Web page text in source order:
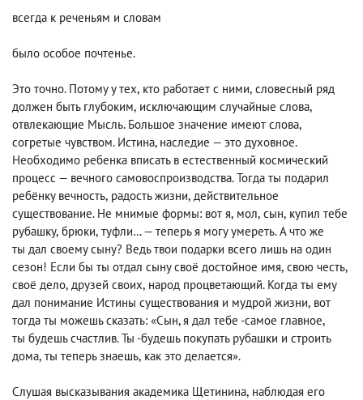
всегда к реченьям и словам
было особое почтенье.
Это точно. Потому у тех, кто работает с ними, словесный ряд
должен быть глубоким, исключающим случайные слова,
отвлекающие Мысль. Большое значение имеют слова,
согретые чувством. Истина, наследие — это духовное.
Необходимо ребенка вписать в естественный космический
процесс — вечного самовоспроизводства. Тогда ты подарил
ребёнку вечность, радость жизни, действительное
существование. Не мнимые формы: вот я, мол, сын, купил тебе
рубашку, брюки, туфли… — теперь я могу умереть. А что же
ты дал своему сыну? Ведь твои подарки всего лишь на один
сезон! Если бы ты отдал сыну своё достойное имя, свою честь,
своё дело, друзей своих, народ процветающий. Когда ты ему
дал понимание Истины существования и мудрой жизни, вот
тогда ты можешь сказать: «Сын, я дал тебе -самое главное,
ты будешь счастлив. Ты -будешь покупать рубашки и строить
дома, ты теперь знаешь, как это делается».
Слушая высказывания академика Щетинина, наблюдая его